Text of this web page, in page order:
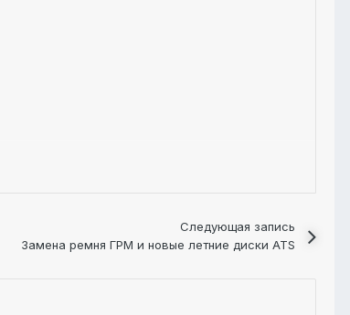
Следующая запись
Замена ремня ГРМ и новые летние диски ATS